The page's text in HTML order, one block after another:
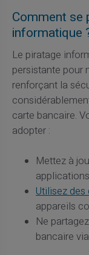
Comment se
informatique
Le piratage
persistante pour
renforçant la
carte bancaire.
adopter :
Mettez à
Utilisez
appareils
Ne
bancaire